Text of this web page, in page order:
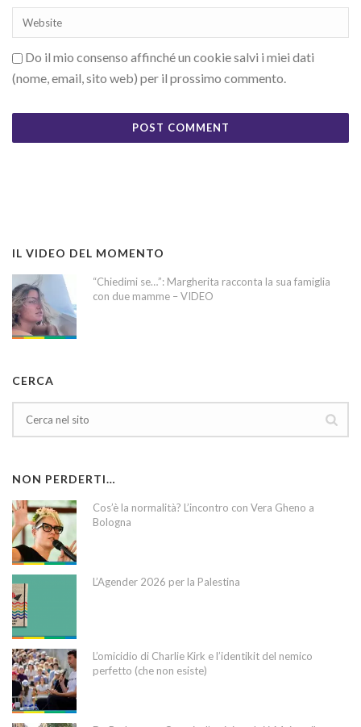
Do il mio consenso affinché un cookie salvi i miei dati
(nome, email, sito web) per il prossimo commento.
IL VIDEO DEL MOMENTO
“Chiedimi se…”: Margherita racconta la sua famiglia
con due mamme – VIDEO
CERCA
NON PERDERTI…
Cos’è la normalità? L’incontro con Vera Gheno a
Bologna
L’Agender 2026 per la Palestina
L’omicidio di Charlie Kirk e l’identikit del nemico
perfetto (che non esiste)